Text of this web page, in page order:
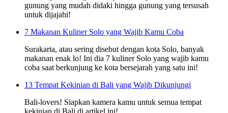
gunung yang mudah didaki hingga gunung yang tersusah
untuk dijajahi!
7 Makanan Kuliner Solo yang Wajib Kamu Coba
Surakarta, atau sering disebut dengan kota Solo, banyak
makanan enak lo! Ini dia 7 kuliner Solo yang wajib kamu
coba saat berkunjung ke kota bersejarah yang satu ini!
13 Tempat Kekinian di Bali yang Wajib Dikunjungi
Bali-lovers! Siapkan kamera kamu untuk semua tempat